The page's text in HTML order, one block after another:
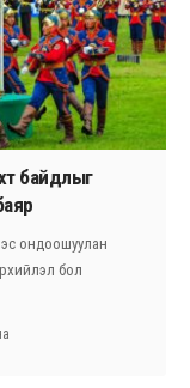
байдлыг
ондоошуулан
бол